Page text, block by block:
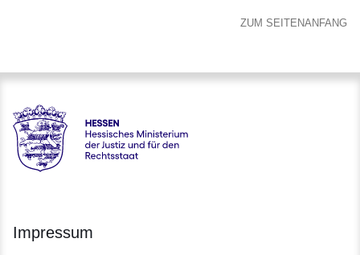
ZUM SEITENANFANG
Hessen - Hessisches Ministerium der Justiz und für den
Impressum